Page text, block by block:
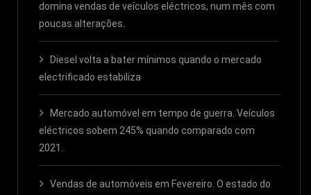
domina vendas de veículos eléctricos, num mês com
poucas alterações.
Diesel volta a bater mínimos quando o mercado
electrificado estabiliza
Mercado automóvel em tempo de guerra. Veículos
eléctricos sobem 245% quando comparado com
2021.
Vendas de automóveis em Fevereiro. O estado do